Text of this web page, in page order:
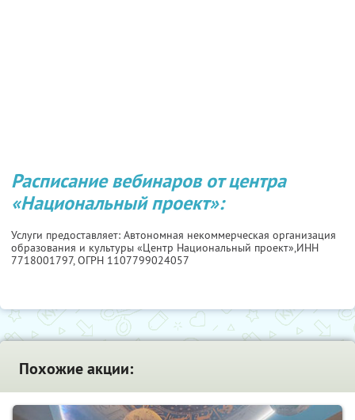
Расписание вебинаров от центра
«Национальный проект»:
Услуги предоставляет: Автономная некоммерческая организация
образования и культуры «Центр Национальный проект»,ИНН
7718001797, ОГРН 1107799024057
Похожие акции: